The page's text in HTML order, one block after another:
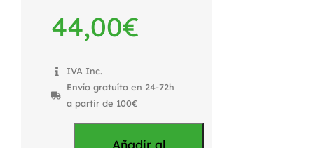
44,00€
IVA Inc.
Envío gratuíto en 24-72h
a partir de 100€
Añadir al